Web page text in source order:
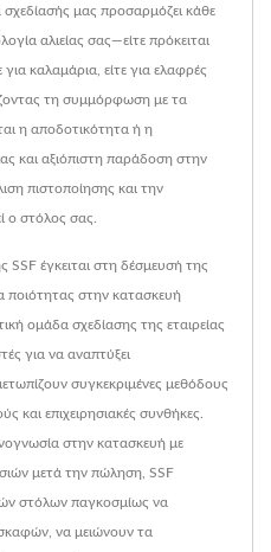
μας προσαρμόζει κάθε
αλιείας σας—είτε πρόκειται
για καλαμάρια, είτε για ελαφρές
τη συμμόρφωση με τα
η αποδοτικότητα ή η
και αξιόπιστη παράδοση στην
πιστοποίησης και την
ο στόλος σας.
SSF έγκειται στη δέσμευσή της
ποιότητας στην κατασκευή
ομάδα σχεδίασης της εταιρείας
για να αναπτύξει
συγκεκριμένες μεθόδους
και επιχειρησιακές συνθήκες.
στην κατασκευή με
μετά την πώληση, SSF
στόλων παγκοσμίως να
να μειώνουν τα